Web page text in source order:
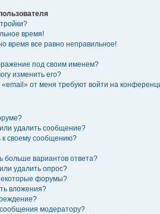
время!
время все равно неправильное!
под своим именем?
изменить его?
«email» от меня требуют войти на
удалить сообщение?
к своему сообщению?
больше вариантов ответа?
удалить опрос?
форумы?
вложения?
модератору?